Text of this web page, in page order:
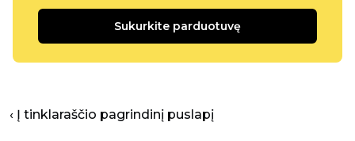
Sukurkite parduotuvę
‹ Į tinklaraščio pagrindinį puslapį